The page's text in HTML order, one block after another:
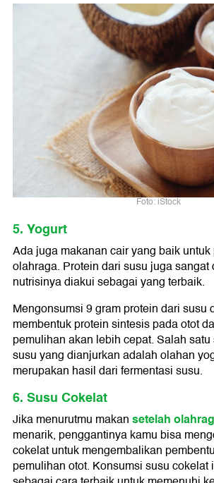
Foto: iStock
5. Yogurt
Ada juga makanan cair yang baik
olahraga. Protein dari susu juga
nutrisinya diakui sebagai yang terbaik.
Mengonsumsi 9 gram protein dari susu
membentuk protein sintesis pada otot
pemulihan akan lebih cepat. Salah
susu yang dianjurkan adalah olahan
merupakan hasil dari fermentasi susu.
6. Susu Cokelat
Jika menurutmu makansetelah
menarik, penggantinya kamu bisa
cokelat untuk mengembalikan
pemulihan otot. Konsumsi susu